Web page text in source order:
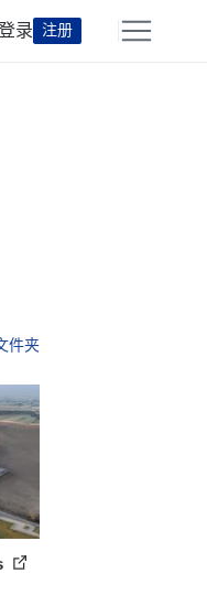
录 注册
件夹